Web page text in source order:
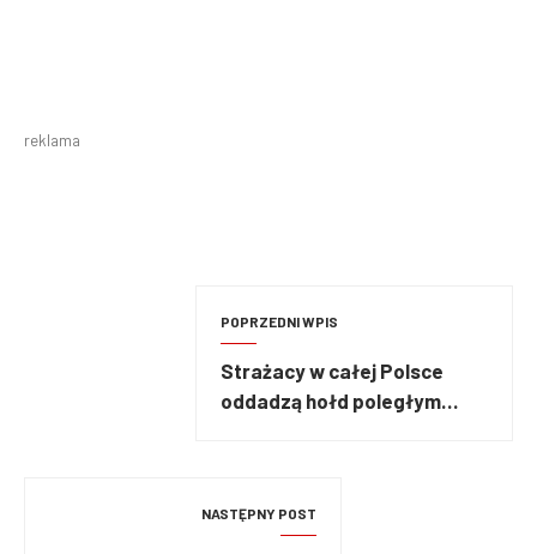
reklama
POPRZEDNI WPIS
Strażacy w całej Polsce
oddadzą hołd poległym
NASTĘPNY POST